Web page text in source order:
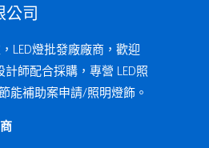
公司
LED燈批發廠廠商，歡迎
師配合採購，專營 LED照
能補助案申請/照明燈飾。